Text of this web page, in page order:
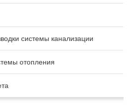
системы канализации
отопления